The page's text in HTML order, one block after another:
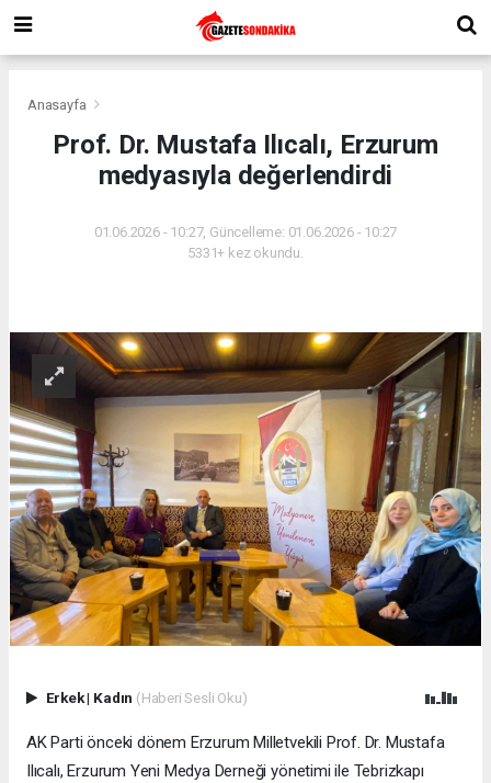
Anasayfa
Prof. Dr. Mustafa Ilıcalı, Erzurum
medyasıyla değerlendirdi
01.06.2026 - 10:27, Güncelleme: 01.06.2026 - 10:27
5331+ kez okundu.
Erkek| Kadın (Haberi Sesli Oku)
AK Parti önceki dönem Erzurum Milletvekili Prof. Dr. Mustafa
Ilıcalı, Erzurum Yeni Medya Derneği yönetimi ile Tebrizkapı